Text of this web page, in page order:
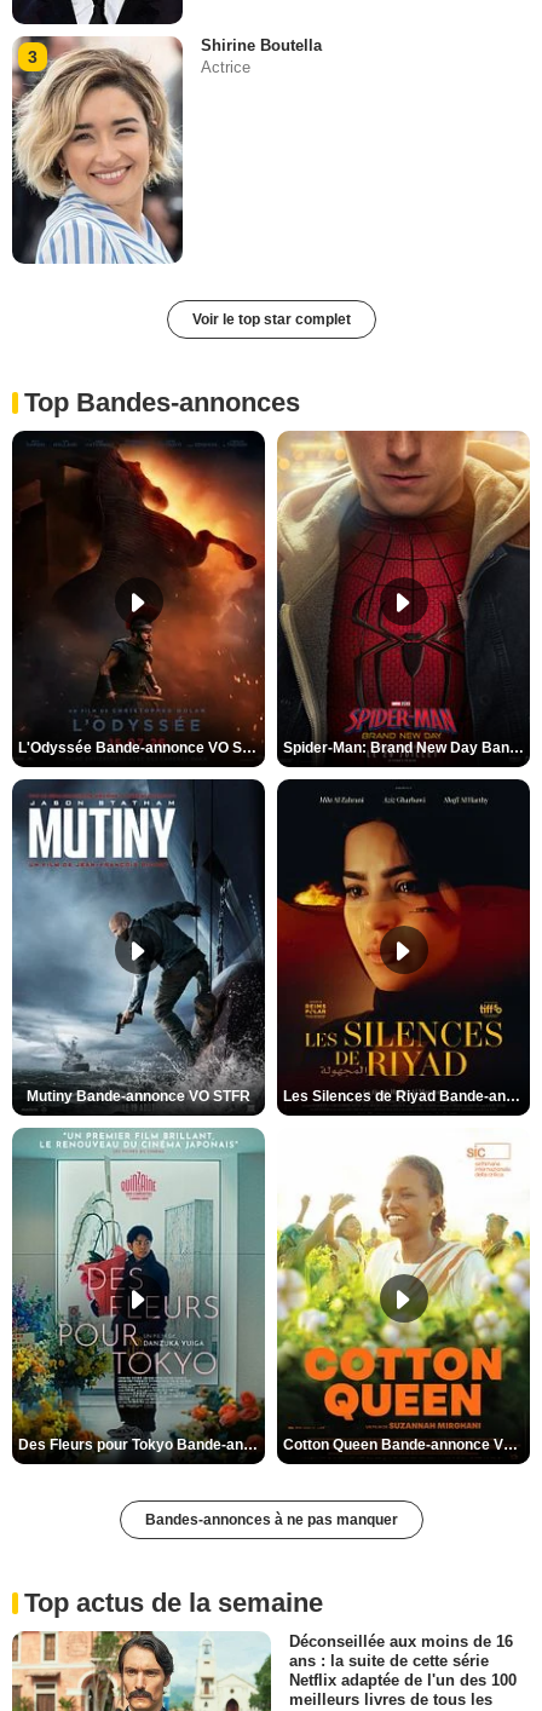
3
Shirine Boutella
Actrice
Voir le top star complet
Top Bandes-annonces
L'Odyssée Bande-annonce VO STFR Spider-Man: Brand New Day Bande-annonce VO STFR
Mutiny Bande-annonce VO STFR Les Silences de Riyad Bande-annonce VO STFR
Des Fleurs pour Tokyo Bande-annonce VO STFR Cotton Queen Bande-annonce VO STFR
Bandes-annonces à ne pas manquer
Top actus de la semaine
Déconseillée aux moins de 16
ans : la suite de cette série
Netflix adaptée de l'un des 100
meilleurs livres de tous les